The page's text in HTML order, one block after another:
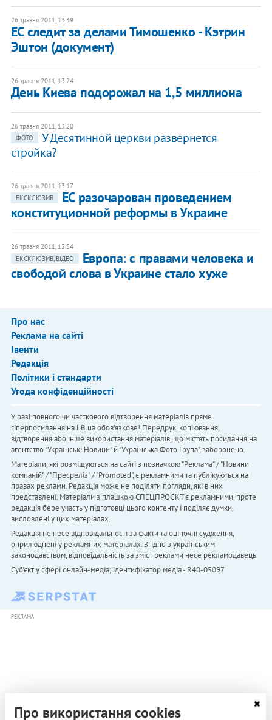
26 травня 2011, 13:39
ЕС следит за делами Тимошенко - Кэтрин
Эштон (документ)
26 травня 2011, 13:24
День Киева подорожал на 1,5 миллиона
26 травня 2011, 13:20
ФОТО
У Десятинной церкви развернется
стройка?
26 травня 2011, 13:17
ЕКСКЛЮЗИВ
ЕС разочарован проведением
конституционной реформы в Украине
26 травня 2011, 12:54
ЕКСКЛЮЗИВ, ВІДЕО
Европа: с правами человека и
свободой слова в Украине стало хуже
Про нас
Реклама на сайті
Івенти
Редакція
Політики і стандарти
Угода конфіденційності
У разі повного чи часткового відтворення матеріалів пряме
гіперпосилання на LB.ua обов'язкове! Передрук, копіювання,
відтворення або інше використання матеріалів, що містять посилання на
агентство "Українськi Новини" й "Українська Фото Група", заборонено.
Матеріали, які розміщуються на сайті з позначкою "Реклама" / "Новини
компаній" / "Пресреліз" / "Promoted", є рекламними та публікуються на
правах реклами. Редакція може не поділяти погляди, які в них
представлені. Матеріали з плашкою СПЕЦПРОЄКТ є рекламними, проте
редакція бере участь у підготовці цього контенту і поділяє думки,
висловлені у цих матеріалах.
Редакція не несе відповідальності за факти та оціночні судження,
оприлюднені у рекламних матеріалах. Згідно з українським
законодавством, відповідальність за зміст реклами несе рекламодавець.
Cуб'єкт у сфері онлайн-медіа; ідентифікатор медіа - R40-05097
РЕКЛАМА
Про використання cookies